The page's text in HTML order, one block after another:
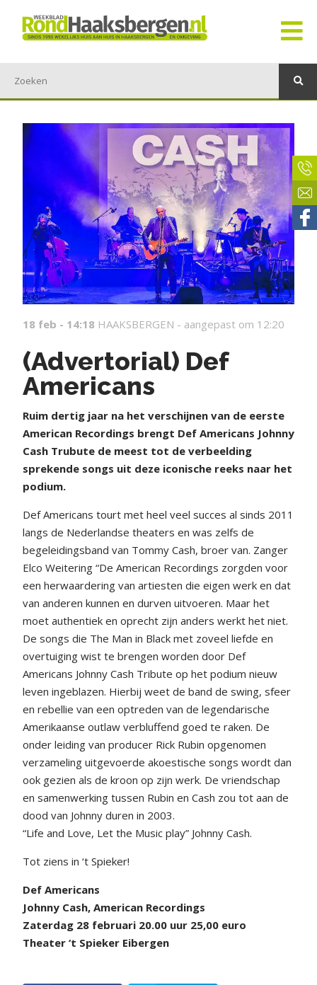
18 feb - 14:18 HAAKSBERGEN - aangepast om 12:20
(Advertorial) Def
Americans
Ruim dertig jaar na het verschijnen van de eerste
American Recordings brengt Def Americans Johnny
Cash Trubute de meest tot de verbeelding
sprekende songs uit deze iconische reeks naar het
podium.
Def Americans tourt met heel veel succes al sinds 2011
langs de Nederlandse theaters en was zelfs de
begeleidingsband van Tommy Cash, broer van. Zanger
Elco Weitering “De American Recordings zorgden voor
een herwaardering van artiesten die eigen werk en dat
van anderen kunnen en durven uitvoeren. Maar het
moet authentiek en oprecht zijn anders werkt het niet.
De songs die The Man in Black met zoveel liefde en
overtuiging wist te brengen worden door Def
Americans Johnny Cash Tribute op het podium nieuw
leven ingeblazen. Hierbij weet de band de swing, sfeer
en rebellie van een optreden van de legendarische
Amerikaanse outlaw verbluffend goed te raken. De
onder leiding van producer Rick Rubin opgenomen
verzameling uitgevoerde akoestische songs wordt dan
ook gezien als de kroon op zijn werk. De vriendschap
en samenwerking tussen Rubin en Cash zou tot aan de
dood van Johnny duren in 2003.
“Life and Love, Let the Music play” Johnny Cash.
Tot ziens in ‘t Spieker!
Def Americans
Johnny Cash, American Recordings
Zaterdag 28 februari 20.00 uur 25,00 euro
Theater ‘t Spieker Eibergen